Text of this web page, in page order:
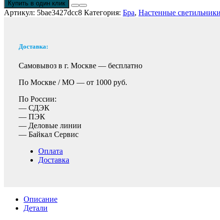
Купить в один клик
Артикул: 5bae3427dcc8 Категория: Бра, Настенные
Доставка:
Самовывоз в г. Москве — бесплатно
По Москве / МО — от 1000 руб.
По России:
— СДЭК
— ПЭК
— Деловые линии
— Байкал Сервис
Оплата
Доставка
Описание
Детали